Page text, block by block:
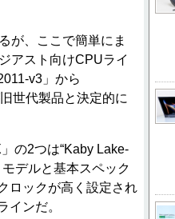
が、ここで簡単にま
アスト向けCPUライ
v3」から
世代製品と決定的に
の2つは“Kaby Lake-
デルと基本スペック
ロックが高く設定され
インだ。